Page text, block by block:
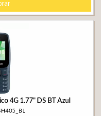
4G 1.77" DS BT Azul